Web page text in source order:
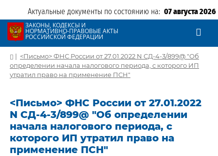
Актуальные документы по состоянию на: 07 августа 2026
ЗАКОНЫ, КОДЕКСЫ И
НОРМАТИВНО-ПРАВОВЫЕ АКТЫ
РОССИЙСКОЙ ФЕДЕРАЦИИ
| <Письмо> ФНС России от 27.01.2022 N СД-4-3/899@ "Об
определении начала налогового периода, с которого ИП
утратил право на применение ПСН"
<Письмо> ФНС России от 27.01.2022
N СД-4-3/899@ "Об определении
начала налогового периода, с
которого ИП утратил право на
применение ПСН"